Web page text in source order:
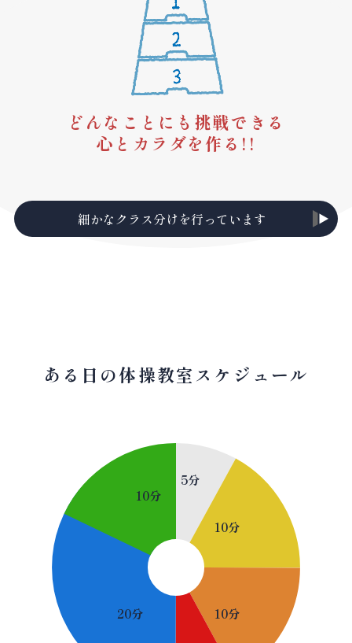
どんなことにも挑戦できる
心とカラダを作る!!
細かなクラス分けを行っています
ある日の体操教室スケジュール
5分
10分
10分
20分
10分